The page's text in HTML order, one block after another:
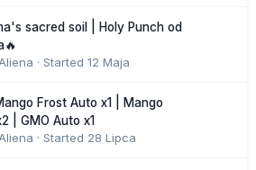
sacred soil | Holy Punch od
· Started 12 Maja
Frost Auto x1 | Mango
| GMO Auto x1
· Started 28 Lipca